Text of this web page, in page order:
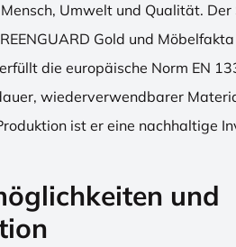
Umwelt und Qualität.
Gold und
die europäische Norm EN
wiederverwendbarer
ist er eine nachhaltige
und